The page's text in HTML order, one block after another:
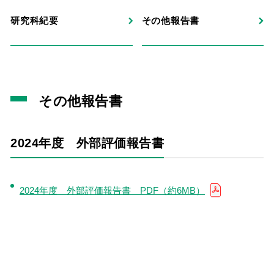
研究科紀要 その他報告書
その他報告書
2024年度 外部評価報告書
2024年度 外部評価報告書 PDF（約6MB）